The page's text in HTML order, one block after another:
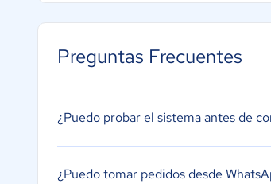
Preguntas Frecuentes
¿Puedo probar el sistema antes de
¿Puedo tomar pedidos desde